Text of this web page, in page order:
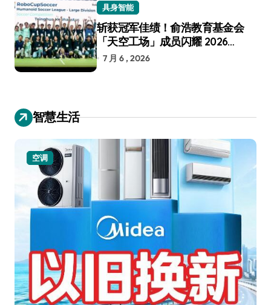
具身智能
斩获冠军佳绩！俞浩教育基金会
「天空工场」成员闪耀 2026
RoboCup 机器人世界杯
7 月 6 , 2026
智慧生活
空调